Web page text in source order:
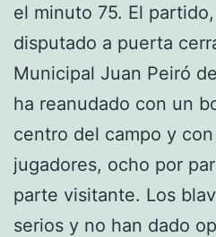
el minuto 75. El
disputado a puerta
Municipal Juan Peiró
ha reanudado con un
centro del campo y
jugadores, ocho por
parte visitante. Los
serios y no han dado